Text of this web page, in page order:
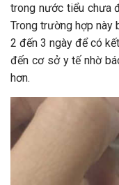
trong nước tiểu chưa
Trong trường hợp này
2 đến 3 ngày để có
đến cơ sở y tế nhờ
hơn.